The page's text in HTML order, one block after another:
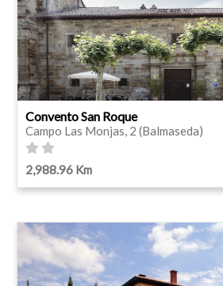
Convento San Roque
Campo Las Monjas, 2 (Balmaseda)
2,988.96 Km